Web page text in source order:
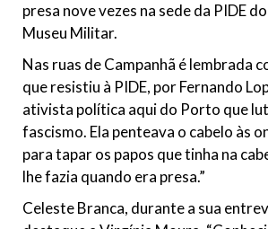
presa nove vezes na sede da PIDE
Museu Militar.
Nas ruas de Campanhã é lembrada
que resistiu à PIDE, por Fernando
ativista política aqui do Porto que
fascismo. Ela penteava o cabelo às
para tapar os papos que tinha na
lhe fazia quando era presa.”
Celeste Branca, durante a sua